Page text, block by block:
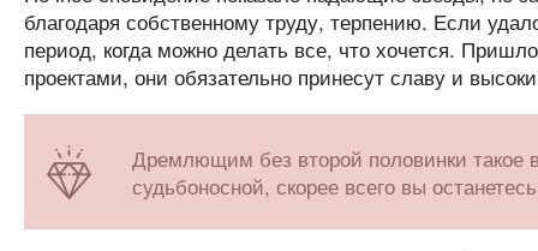
благодаря собственному труду, терпению. Если
период, когда можно делать все, что хочется.
проектами, они обязательно принесут славу и
Дремлющим без второй половинки такое
судьбоносной, скорее всего вы